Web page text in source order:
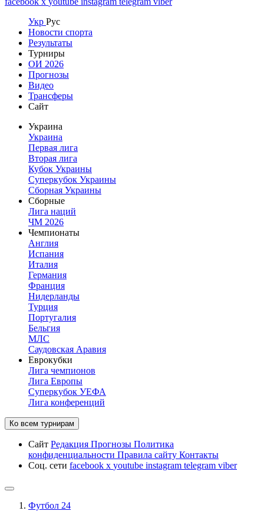
Укр Рус
Новости спорта
Результаты
Турниры
ОИ 2026
Прогнозы
Видео
Трансферы
Сайт
Украина
Украина
Первая лига
Вторая лига
Кубок Украины
Суперкубок Украины
Сборная Украины
Сборные
Лига наций
ЧМ 2026
Чемпионаты
Англия
Испания
Италия
Германия
Франция
Нидерланды
Турция
Португалия
Бельгия
МЛС
Саудовская Аравия
Еврокубки
Лига чемпионов
Лига Европы
Суперкубок УЕФА
Лига конференций
Ко всем турнирам
Сайт Редакция Прогнозы Политика
конфиденциальности Правила сайту Контакты
Соц. сети facebook x youtube instagram telegram viber
Футбол 24